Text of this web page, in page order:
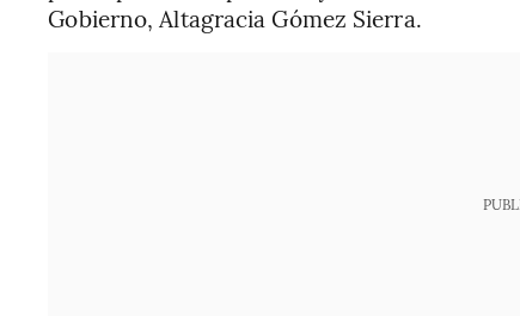
Gobierno, Altagracia Gómez Sierra.